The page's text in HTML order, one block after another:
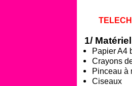
1/ Matériel
Papier A4
Crayons
Pinceau à
Ciseaux